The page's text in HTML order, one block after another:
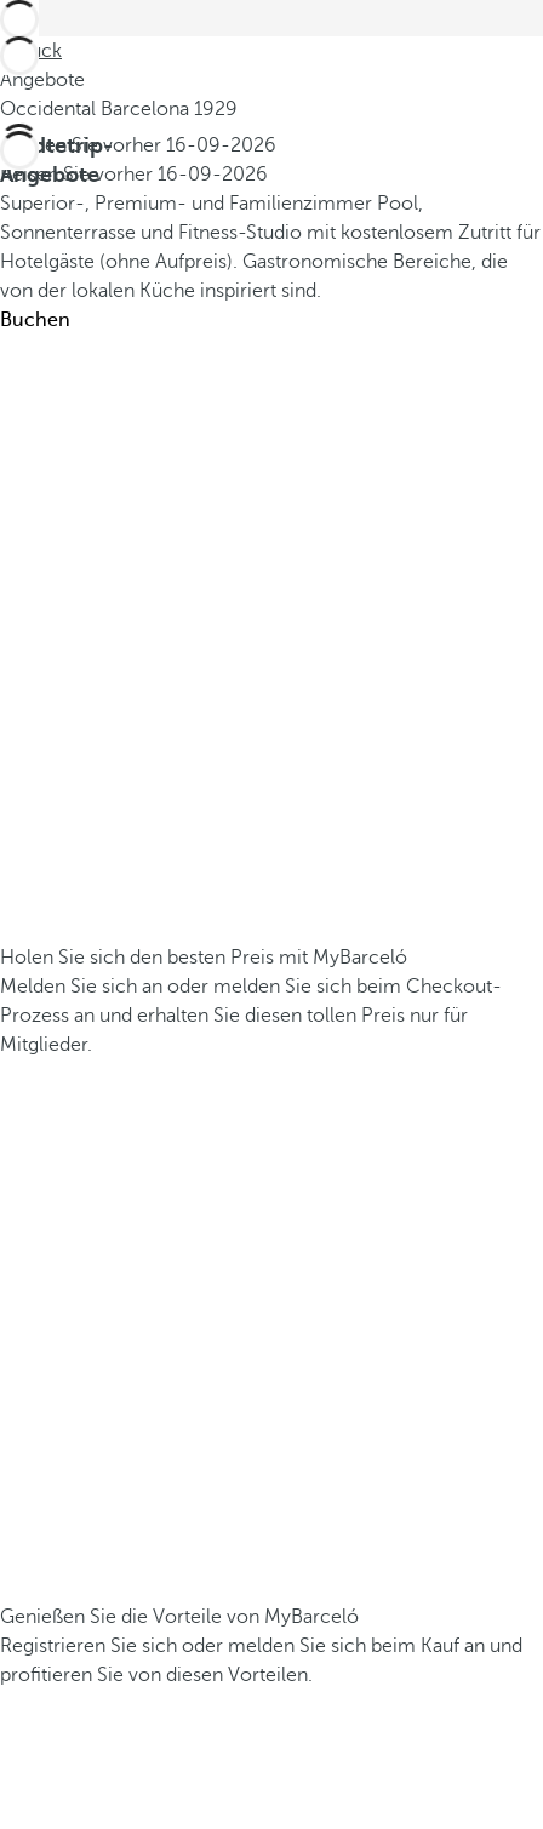
Zurück
Angebote
Occidental Barcelona 1929
Städtetrip-
Angebote
Buchen Sie vorher 16-09-2026
Reisen Sie vorher 16-09-2026
Superior-, Premium- und Familienzimmer Pool,
Sonnenterrasse und Fitness-Studio mit kostenlosem Zutritt für
Hotelgäste (ohne Aufpreis). Gastronomische Bereiche, die
von der lokalen Küche inspiriert sind.
Buchen
Holen Sie sich den besten Preis mit MyBarceló
Melden Sie sich an oder melden Sie sich beim Checkout-
Prozess an und erhalten Sie diesen tollen Preis nur für
Mitglieder.
Genießen Sie die Vorteile von MyBarceló
Registrieren Sie sich oder melden Sie sich beim Kauf an und
profitieren Sie von diesen Vorteilen.